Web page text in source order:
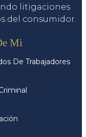
litigaciones
del consumidor.
Mi
De Trabajadores